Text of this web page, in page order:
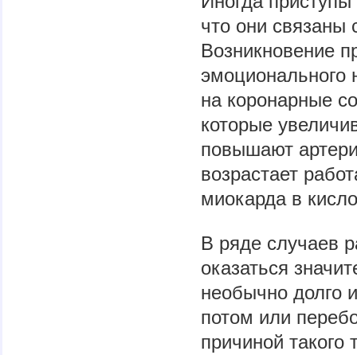
что они связаны
Возникновение
эмоционального
на коронарные
которые
повышают
возрастает
миокарда в
В ряде случаев
оказаться
необычно долго
потом или
причиной такого